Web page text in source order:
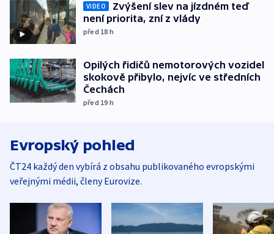
VIDEO
Zvýšení slev na jízdném teď
není priorita, zní z vlády
před 18 h
Opilých řidičů nemotorových vozidel
skokově přibylo, nejvíc ve středních
Čechách
před 19 h
Evropský pohled
ČT24 každý den vybírá z obsahu publikovaného evropskými
veřejnými médii, členy Eurovize.